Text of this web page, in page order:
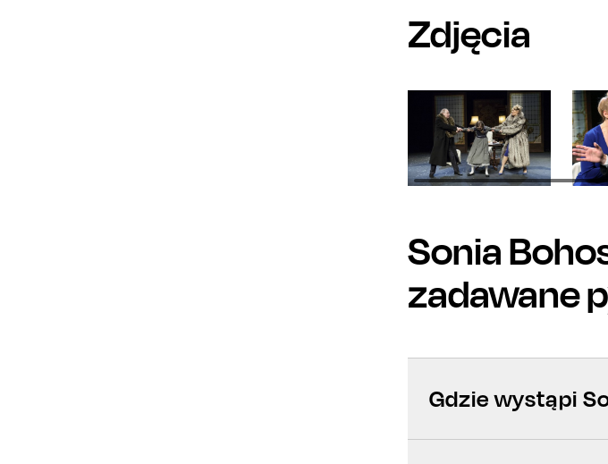
Zdjęcia
Sonia
zadawane
Gdzie wystąpi